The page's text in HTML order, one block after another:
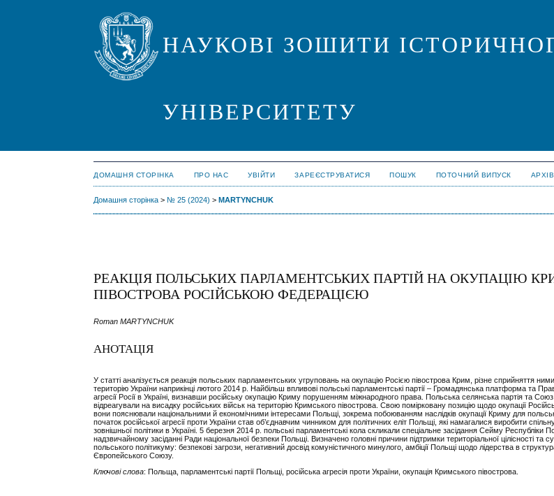
НАУКОВІ ЗОШИТИ
УНІВЕРСИТЕТУ
ДОМАШНЯ СТОРІНКА ПРО НАС УВІЙТИ ЗАРЕЄСТРУВАТИСЯ ПОШУК ПОТОЧНИЙ ВИПУСК
Домашня сторінка > № 25 (2024) >MARTYNCHUK
РЕАКЦІЯ ПОЛЬСЬКИХ ПАРЛАМЕНТСЬКИХ ПАРТІЙ НА ОКУПАЦІЮ
ПІВОСТРОВА РОСІЙСЬКОЮ ФЕДЕРАЦІЄЮ
Roman MARTYNCHUK
АНОТАЦІЯ
У статті аналізується реакція польських парламентських угруповань на окупацію Росією півострова Крим, різне сприйняття ними
територію України наприкінці лютого 2014 р. Найбільш впливові польські парламентські партії ‒ Громадянська платформа та
агресії Росії в Україні, визнавши російську окупацію Криму порушенням міжнародного права. Польська селянська партія та
відреагували на висадку російських військ на територію Кримського півострова. Свою помірковану позицію щодо окупації
вони пояснювали національними й економічними інтересами Польщі, зокрема побоюванням наслідків окупації Криму для
початок російської агресії проти України став об’єднавчим чинником для політичних еліт Польщі, які намагалися виробити
зовнішньої політики в Україні. 5 березня 2014 р. польські парламентські кола скликали спеціальне засідання Сейму Республіки
надзвичайному засіданні Ради національної безпеки Польщі. Визначено головні причини підтримки територіальної цілісності та
польського політикуму: безпекові загрози, негативний досвід комуністичного минулого, амбіції Польщі щодо лідерства в
Європейського Союзу.
Ключові слова: Польща, парламентські партії Польщі, російська агресія проти України, окупація Кримського півострова.